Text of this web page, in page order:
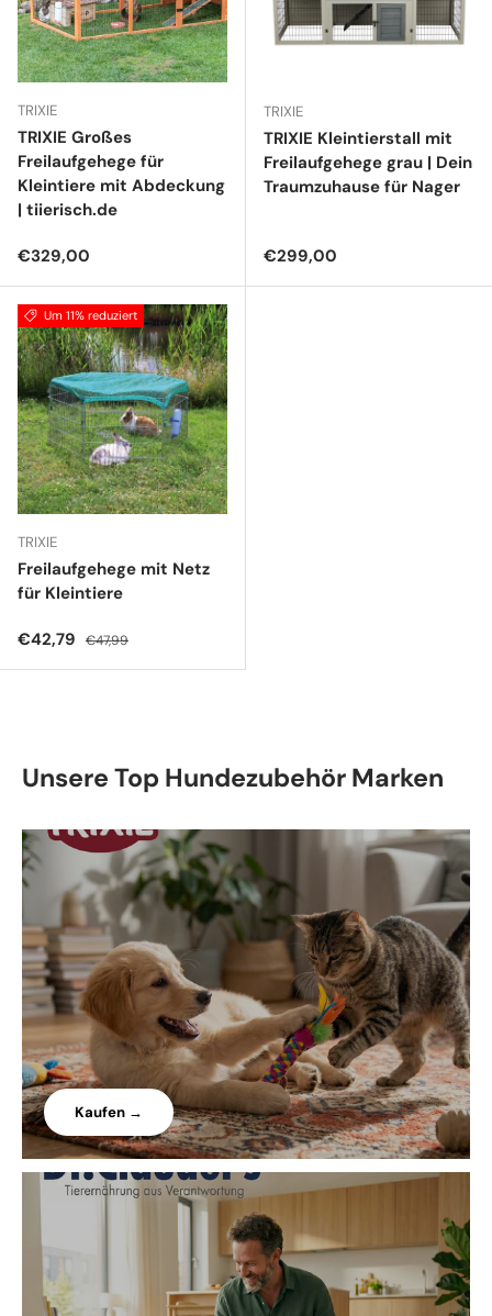
TRIXIE
TRIXIE Großes
Freilaufgehege für
Kleintiere mit Abdeckung
| tiierisch.de
Normaler Preis
€329,00
TRIXIE
TRIXIE Kleintierstall mit
Freilaufgehege grau | Dein
Traumzuhause für Nager
Normaler Preis
€299,00
Um 11% reduziert
TRIXIE
Freilaufgehege mit Netz
für Kleintiere
Verkaufspreis
€42,79 Normaler Preis
€47,99
Unsere Top Hundezubehör Marken
Kaufen →